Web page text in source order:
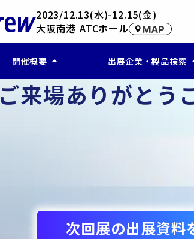
2023/12.13(水)-12.15(金)
大阪南港 ATCホール
開催概要 arrow_drop_up
ー 開催概要
ー アクセス
出展企業・製品検索
ー 企業検索(公開終
ー 製品・サービス
ー 出展製品を比較す
ご来場ありがとう
次回展の出展資料